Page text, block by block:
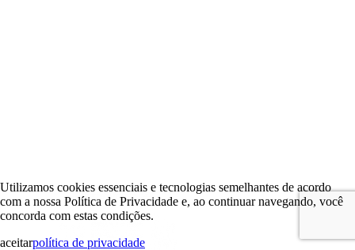
Utilizamos cookies essenciais e tecnologias semelhantes de acordo
com a nossa Política de Privacidade e, ao continuar navegando, você
concorda com estas condições.
aceitarpolítica de privacidade